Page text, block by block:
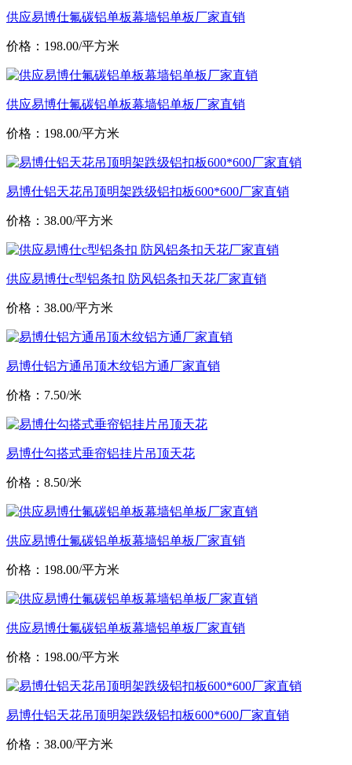
供应易博仕氟碳铝单板幕墙铝单板厂家直销
价格：198.00/平方米
供应易博仕氟碳铝单板幕墙铝单板厂家直销
价格：198.00/平方米
易博仕铝天花吊顶明架跌级铝扣板600*600厂家直销
价格：38.00/平方米
供应易博仕c型铝条扣 防风铝条扣天花厂家直销
价格：38.00/平方米
易博仕铝方通吊顶木纹铝方通厂家直销
价格：7.50/米
易博仕勾搭式垂帘铝挂片吊顶天花
价格：8.50/米
供应易博仕氟碳铝单板幕墙铝单板厂家直销
价格：198.00/平方米
供应易博仕氟碳铝单板幕墙铝单板厂家直销
价格：198.00/平方米
易博仕铝天花吊顶明架跌级铝扣板600*600厂家直销
价格：38.00/平方米